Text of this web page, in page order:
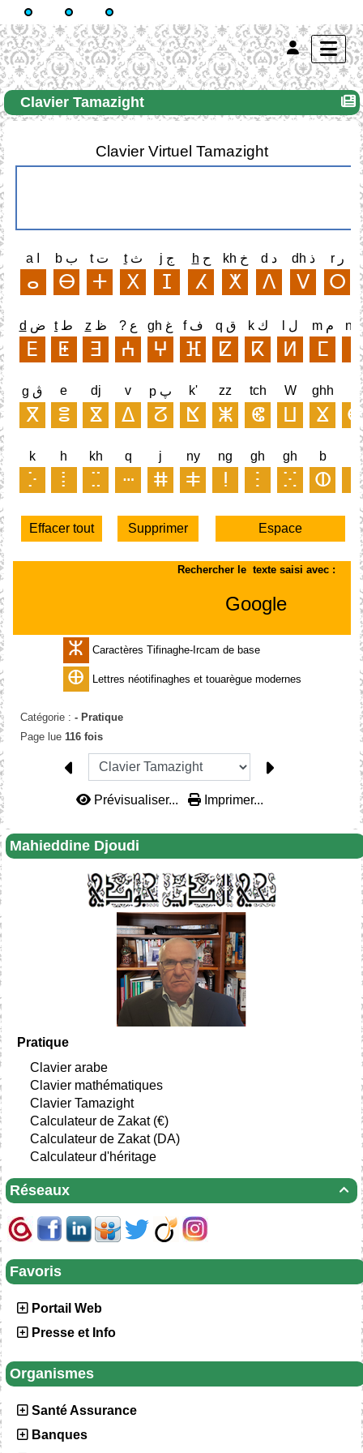
Mahieddine Djoudi
Pratique
Clavier arabe
Clavier mathématiques
Clavier Tamazight
Calculateur de Zakat (€)
Calculateur de Zakat (DA)
Calculateur d'héritage

Réseaux
Favoris
Portail Web
Presse et Info
Organismes
Santé Assurance
Banques
Clavier Tamazight
Catégorie : - Pratique
Page lue 116 fois
Prévisualiser... Imprimer...